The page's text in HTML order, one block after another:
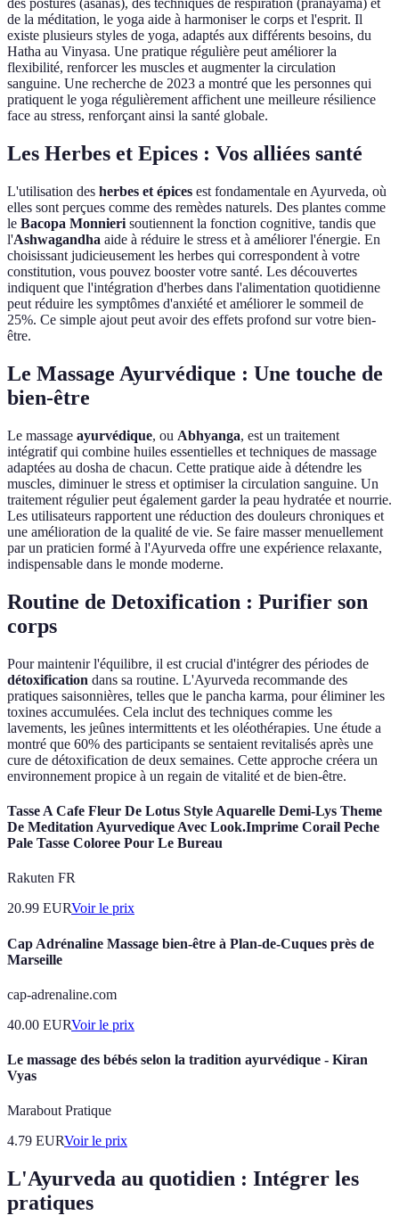
des postures (asanas), des techniques de respiration (pranayama) et
de la méditation, le yoga aide à harmoniser le corps et l'esprit. Il
existe plusieurs styles de yoga, adaptés aux différents besoins, du
Hatha au Vinyasa. Une pratique régulière peut améliorer la
flexibilité, renforcer les muscles et augmenter la circulation
sanguine. Une recherche de 2023 a montré que les personnes qui
pratiquent le yoga régulièrement affichent une meilleure résilience
face au stress, renforçant ainsi la santé globale.
Les Herbes et Epices : Vos alliées santé
L'utilisation des herbes et épices est fondamentale en Ayurveda, où
elles sont perçues comme des remèdes naturels. Des plantes comme
le Bacopa Monnieri soutiennent la fonction cognitive, tandis que
l'Ashwagandha aide à réduire le stress et à améliorer l'énergie. En
choisissant judicieusement les herbes qui correspondent à votre
constitution, vous pouvez booster votre santé. Les découvertes
indiquent que l'intégration d'herbes dans l'alimentation quotidienne
peut réduire les symptômes d'anxiété et améliorer le sommeil de
25%. Ce simple ajout peut avoir des effets profond sur votre bien-
être.
Le Massage Ayurvédique : Une touche de
bien-être
Le massage ayurvédique, ou Abhyanga, est un traitement
intégratif qui combine huiles essentielles et techniques de massage
adaptées au dosha de chacun. Cette pratique aide à détendre les
muscles, diminuer le stress et optimiser la circulation sanguine. Un
traitement régulier peut également garder la peau hydratée et nourrie.
Les utilisateurs rapportent une réduction des douleurs chroniques et
une amélioration de la qualité de vie. Se faire masser menuellement
par un praticien formé à l'Ayurveda offre une expérience relaxante,
indispensable dans le monde moderne.
Routine de Detoxification : Purifier son
corps
Pour maintenir l'équilibre, il est crucial d'intégrer des périodes de
détoxification dans sa routine. L'Ayurveda recommande des
pratiques saisonnières, telles que le pancha karma, pour éliminer les
toxines accumulées. Cela inclut des techniques comme les
lavements, les jeûnes intermittents et les oléothérapies. Une étude a
montré que 60% des participants se sentaient revitalisés après une
cure de détoxification de deux semaines. Cette approche créera un
environnement propice à un regain de vitalité et de bien-être.
Tasse A Cafe Fleur De Lotus Style Aquarelle Demi-Lys Theme
De Meditation Ayurvedique Avec Look.Imprime Corail Peche
Pale Tasse Coloree Pour Le Bureau
Rakuten FR
20.99 EURVoir le prix
Cap Adrénaline Massage bien-être à Plan-de-Cuques près de
Marseille
cap-adrenaline.com
40.00 EURVoir le prix
Le massage des bébés selon la tradition ayurvédique - Kiran
Vyas
Marabout Pratique
4.79 EURVoir le prix
L'Ayurveda au quotidien : Intégrer les
pratiques